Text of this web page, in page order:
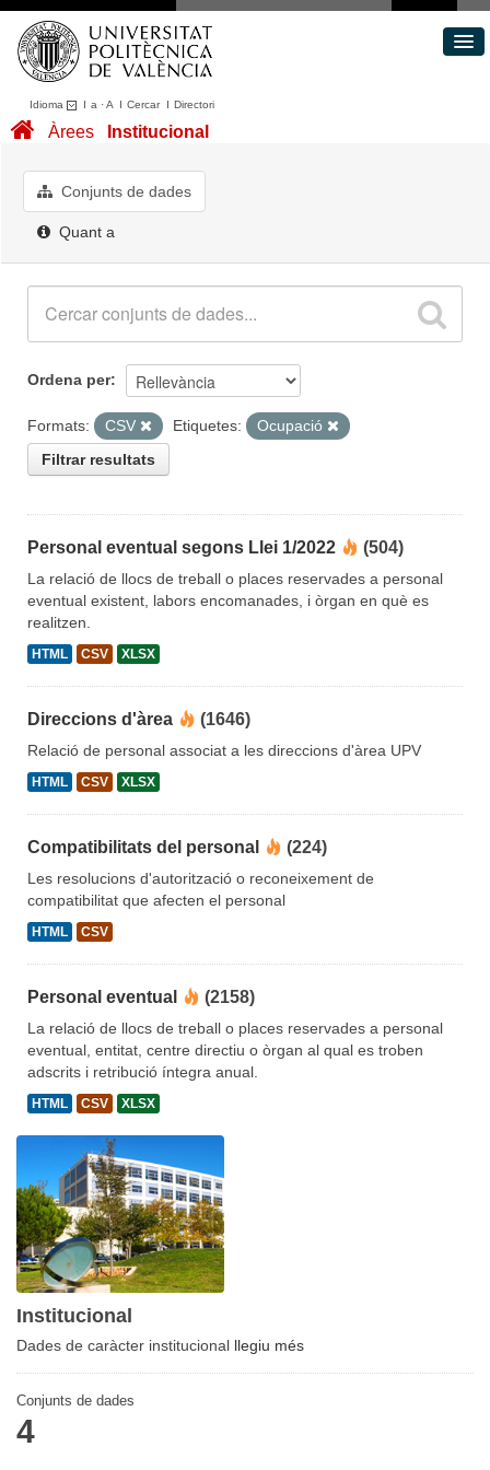
Idioma I a ·A I CercarI Directori
Conjunts de dades
Quant a
Àrees Institucional
Conjunts de dades
Quant a
Ordena per
Formats: CSV Etiquetes:
Ocupació
Filtrar resultats
Personal eventual segons Llei 1/2022 (504)
La relació de llocs de treball o places reservades a personal
eventual existent, labors encomanades, i òrgan en què es
realitzen.
HTML CSV XLSX
Direccions d'àrea (1646)
Relació de personal associat a les direccions d'àrea UPV
HTML CSV XLSX
Compatibilitats del personal (224)
Les resolucions d'autorització o reconeixement de
compatibilitat que afecten el personal
HTML CSV
Personal eventual (2158)
La relació de llocs de treball o places reservades a personal
eventual, entitat, centre directiu o òrgan al qual es troben
adscrits i retribució íntegra anual.
HTML CSV XLSX
Institucional
Dades de caràcter institucional llegiu més
Conjunts de dades
4